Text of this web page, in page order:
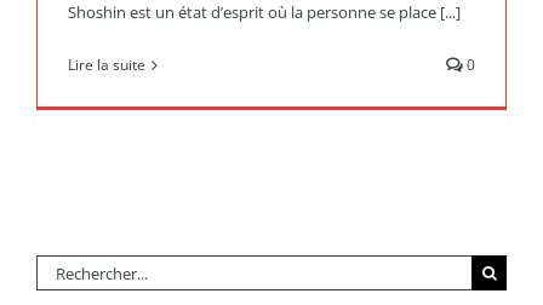
Shoshin est un état d’esprit où la personne se place [...]
Lire la suite 0
Rechercher: